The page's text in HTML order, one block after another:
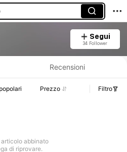
Segui
34 Follower
Recensioni
Prezzo Filtro
articolo abbinato
di riprovare.